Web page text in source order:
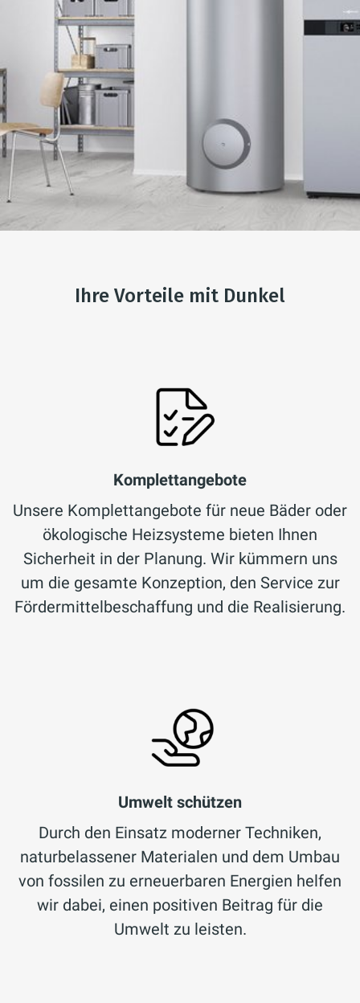
Ihre Vorteile mit Dunkel
Komplettangebote
Unsere Komplettangebote für neue Bäder oder
ökologische Heizsysteme bieten Ihnen
Sicherheit in der Planung. Wir kümmern uns
um die gesamte Konzeption, den Service zur
Fördermittelbeschaffung und die Realisierung.
Umwelt schützen
Durch den Einsatz moderner Techniken,
naturbelassener Materialen und dem Umbau
von fossilen zu erneuerbaren Energien helfen
wir dabei, einen positiven Beitrag für die
Umwelt zu leisten.